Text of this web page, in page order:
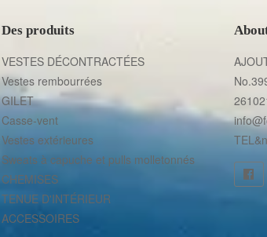
Des produits
VESTES DÉCONTRACTÉES
Vestes rembourrées
GILET
Casse-vent
Vestes extérieures
Sweats à capuche et pulls molletonnés
CHEMISES
TENUE D'INTÉRIEUR
ACCESSOIRES